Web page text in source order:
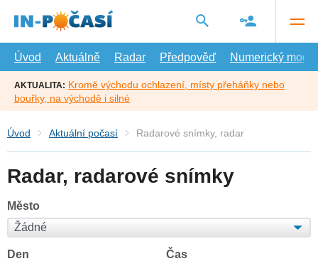
hlavní
Úvod
Aktuálně Radar Předpověď Numerický model
AKTUALITA: Kromě východu ochlazení, místy přeháňky nebo
bouřky, na východě i silné
Úvod Aktuální počasí Radarové snímky, radar
Radar, radarové snímky
Město
Den Čas